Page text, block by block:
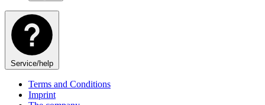
Service/help
Terms and Conditions
Imprint